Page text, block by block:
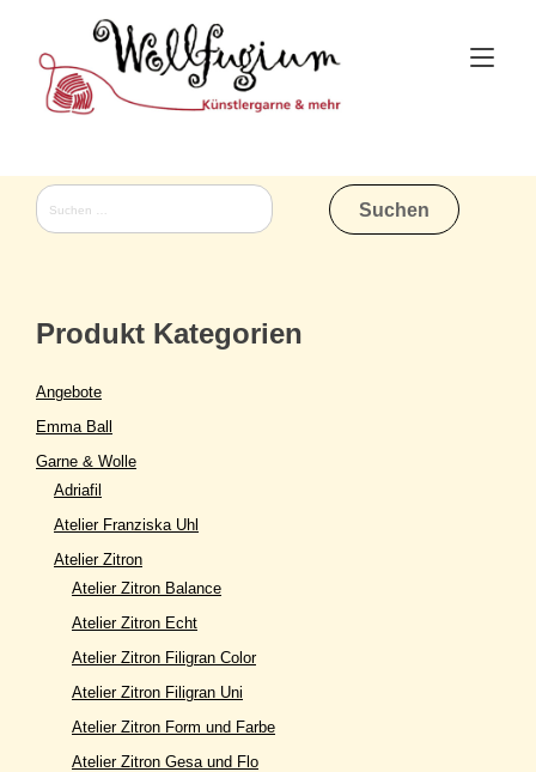
content
Suchen
nach:
Produkt Kategorien
Angebote
Emma Ball
Garne & Wolle
Adriafil
Atelier Franziska Uhl
Atelier Zitron
Atelier Zitron Balance
Atelier Zitron Echt
Atelier Zitron Filigran Color
Atelier Zitron Filigran Uni
Atelier Zitron Form und Farbe
Atelier Zitron Gesa und Flo